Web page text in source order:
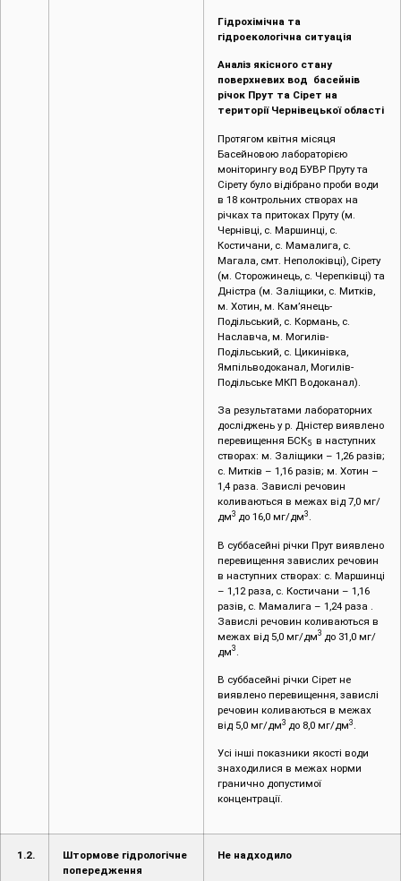
Гідрохімічна та
гідроекологічна ситуація
Аналіз якісного стану
поверхневих вод басейнів
річок Прут та Сірет на
території Чернівецької області
Протягом квітня місяця
Басейновою лабораторією
моніторингу вод БУВР Пруту та
Сірету було відібрано проби води
в 18 контрольних створах на
річках та притоках Пруту (м.
Чернівці, c. Маршинці, с.
Костичани, с. Мамалига, с.
Магала, смт. Неполоківці), Сірету
(м. Сторожинець, с. Черепківці) та
Дністра (м. Заліщики, с. Митків,
м. Хотин, м. Кам’янець-
Подільський, с. Кормань, с.
Наславча, м. Могилів-
Подільський, с. Цикинівка,
Ямпільводоканал, Могилів-
Подільське МКП Водоканал).
За результатами лабораторних
досліджень у р. Дністер виявлено
перевищення БСК5 в наступних
створах: м. Заліщики – 1,26 разів;
с. Митків – 1,16 разів; м. Хотин –
1,4 раза. Завислі речовин
коливаються в межах від 7,0 мг/
дм3 до 16,0 мг/дм3 .
В суббасейні річки Прут виявлено
перевищення завислих речовин
в наступних створах: с. Маршинці
– 1,12 раза, с. Костичани – 1,16
разів, с. Мамалига – 1,24 раза .
Завислі речовин коливаються в
межах від 5,0 мг/дм3 до 31,0 мг/
дм3
В суббасейні річки Сірет не
виявлено перевищення, завислі
речовин коливаються в межах
від 5,0 мг/дм3 до 8,0 мг/дм3 .
Усі інші показники якості води
знаходилися в межах норми
гранично допустимої
концентрації.
1.2.
Штормове гідрологічне
попередження
Не надходило